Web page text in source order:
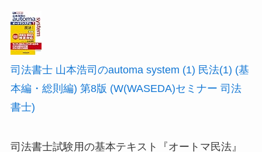
司法書士 山本浩司のautoma system (1) 民法(1) (基
本編・総則編) 第8版 (W(WASEDA)セミナー 司法
書士)
司法書士試験用の基本テキスト『オートマ民法』